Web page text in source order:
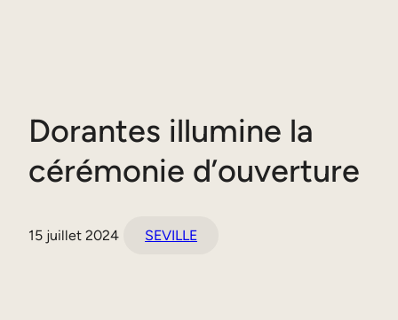
Dorantes illumine la
cérémonie d’ouverture
15 juillet 2024 SEVILLE